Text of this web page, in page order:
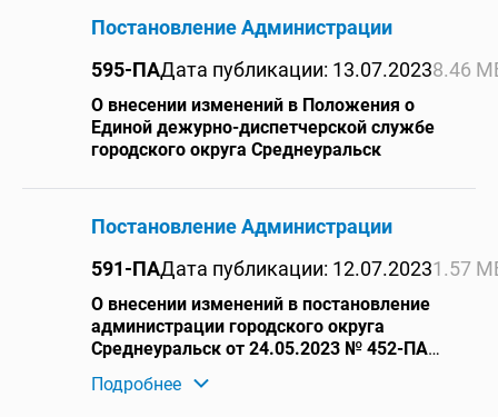
Постановление Администрации
595-ПАДата публикации: 13.07.20238.46
О внесении изменений в Положения о
Единой дежурно-диспетчерской службе
городского округа Среднеуральск
Постановление Администрации
591-ПАДата публикации: 12.07.20231.57
О внесении изменений в постановление
администрации городского округа
Среднеуральск от 24.05.2023 № 452-ПА
специализированному жилищному фонду
Подробнее